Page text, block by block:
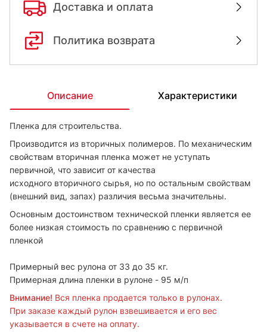
Доставка и оплата
Политика возврата
Описание Характеристики
Пленка для строительства.
Производится из вторичных полимеров. По механическим
свойствам вторичная пленка может не уступать
первичной, что зависит от качества
исходного вторичного сырья, но по остальным свойствам
(внешний вид, запах) различия весьма значительны.
Основным достоинством технической пленки является ее
более низкая стоимость по сравнению с первичной
пленкой
Примерный вес рулона от 33 до 35 кг.
Примерная длина пленки в рулоне - 95 м/п
Внимание! Вся пленка продается только в рулонах.
При заказе каждый рулон взвешивается и его вес
указывается в счете на оплату.